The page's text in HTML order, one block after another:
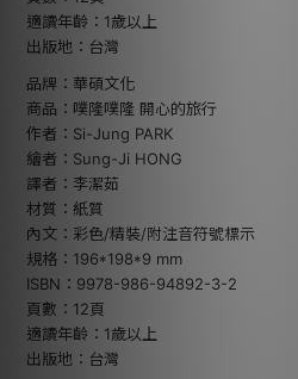
適讀年齡：1歲以上
出版地：台灣
品牌：華碩文化
商品：噗隆噗隆 開心的旅行
作者：Si-Jung PARK
繪者：Sung-Ji HONG
譯者：李潔茹
材質：紙質
內文：彩色/精裝/附注音符號標示
規格：196*198*9 mm
ISBN：9978-986-94892-3-2
頁數：12頁
適讀年齡：1歲以上
出版地：台灣